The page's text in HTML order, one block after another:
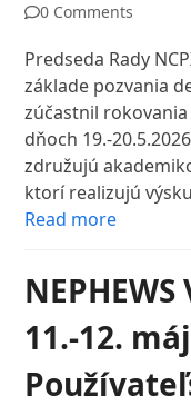
0 Comments
Predseda Rady
základe pozvania
zúčastnil rokovania
dňoch 19.-
združujú
ktorí realizujú
Read more
11.-12.